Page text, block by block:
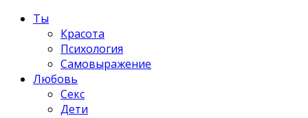
Ты
Красота
Психология
Самовыражение
Любовь
Секс
Дети